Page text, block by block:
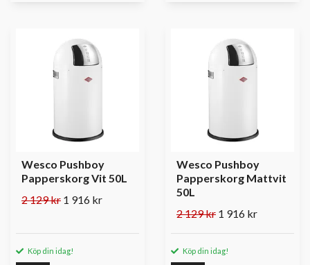
Wesco Pushboy
Papperskorg Vit 50L
2 129 kr 1 916 kr
Köp din idag!
Wesco Pushboy
Papperskorg Mattvit
50L
2 129 kr 1 916 kr
Köp din idag!